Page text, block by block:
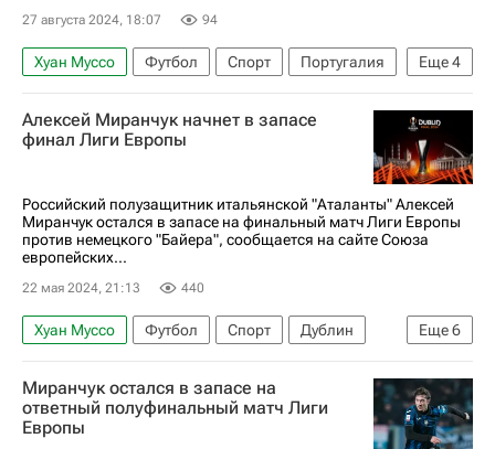
27 августа 2024, 18:07 94
Еще4
Хуан Муссо Футбол Спорт
Португалия
Руй Патрисиу
Аталанта
Атлетико (Мадрид)
Спортинг (Лиссабон)
Алексей Миранчук начнет в запасе
финал Лиги Европы
Российский полузащитник итальянской "Аталанты" Алексей
Миранчук остался в запасе на финальный матч Лиги Европы
против немецкого "Байера", сообщается на сайте Союза
европейских...
22 мая 2024, 21:13 440
Еще6
Хуан Муссо Футбол Спорт
Дублин
Германия
Алексей Миранчук
Байер 04
Аталанта
Союз европейских футбольных ассоциаций (УЕФА)
Миранчук остался в запасе на
ответный полуфинальный матч Лиги
Европы